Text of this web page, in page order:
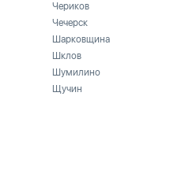
Чериков
Чечерск
Шарковщина
Шклов
Шумилино
Щучин